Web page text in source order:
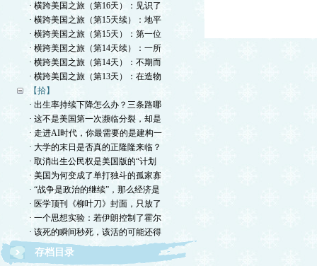
· 横跨美国之旅（第16天）：见识了
· 横跨美国之旅（第15天续）：地平
· 横跨美国之旅（第15天）：第一位
· 横跨美国之旅（第14天续）：一所
· 横跨美国之旅（第14天）：不期而
· 横跨美国之旅（第13天）：在造物
【拾】
· 出生率持续下降怎么办？三条路哪
· 这不是美国第一次濒临分裂，却是
· 走进AI时代，你最需要的是建构一
· 大学的末日是否真的正隆隆来临？
· 取消出生公民权是美国版的“计划
· 美国为何变成了单打独斗的孤家寡
· “战争是政治的继续”，那么经济是
· 医学顶刊《柳叶刀》封面，只放了
· 一个思想实验：若伊朗控制了霍尔
· 该死的瞬间秒死，该活的可能还得
存档目录